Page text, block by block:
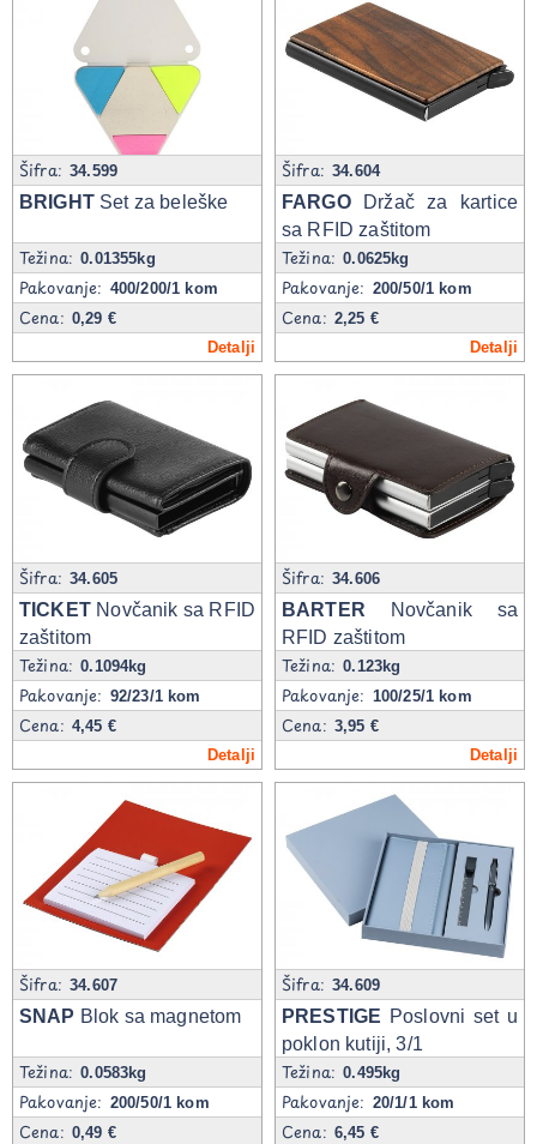
Šifra:34.599
BRIGHTSet za beleške
Težina:0.01355kg
Pakovanje: 400/200/1 kom
Cena: 0,29 €
Detalji
Šifra:34.604
FARGODržač za kartice
sa RFID zaštitom
Težina:0.0625kg
Pakovanje: 200/50/1 kom
Cena: 2,25 €
Detalji
Šifra:34.605
TICKETNovčanik sa RFID
zaštitom
Težina:0.1094kg
Pakovanje: 92/23/1 kom
Cena: 4,45 €
Detalji
Šifra:34.606
BARTER Novčanik sa
RFID zaštitom
Težina:0.123kg
Pakovanje: 100/25/1 kom
Cena: 3,95 €
Detalji
Šifra:34.607
SNAP Blok sa magnetom
Težina:0.0583kg
Pakovanje: 200/50/1 kom
Cena: 0,49 €
Šifra:34.609
PRESTIGE Poslovni set u
poklon kutiji, 3/1
Težina:0.495kg
Pakovanje: 20/1/1 kom
Cena: 6,45 €